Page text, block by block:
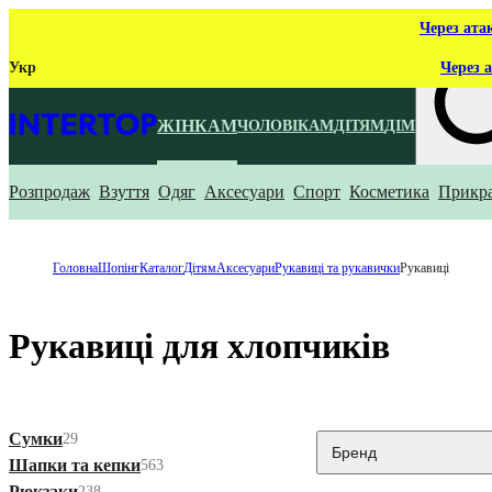
Через
Укр Через
ЖІНКАМЧОЛОВІКАМДІТЯМДІМ
Що ти
Розпродаж Взуття Одяг Аксесуари Спорт Косметика
ГоловнаШопінгКаталогДітямАксесуариРукавиці та рукавичкиРукавиці
Рукавиці для хлопчиків
Сумки29
Шапки та кепки563
Бренд